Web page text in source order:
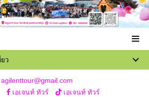
ว
agilenttour@gmail.com
เอเจนท์ ทัวร์ เอเจนท์ ทัวร์